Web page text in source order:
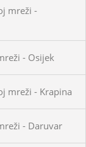
mreži -
- Osijek
mreži - Krapina
- Daruvar